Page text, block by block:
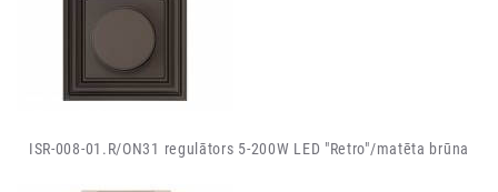
ISR-008-01.R/ON31 regulātors 5-200W LED "Retro"/matēta brūna